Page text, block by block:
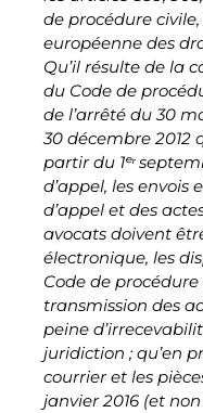
de procédure
européenne des
Qu’il résulte de la
du Code de
de l’arrêté du 30
30 décembre 2012
partir du 1ᵉʳ
d’appel, les envois
d’appel et des
avocats doivent
électronique, les
Code de
transmission des
peine
juridiction ; qu’en
courrier et les
janvier 2016 (et